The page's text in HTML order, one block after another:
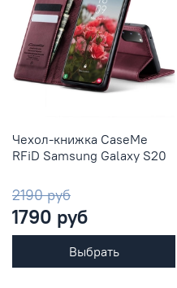
Чехол-книжка CaseMe
RFiD Samsung Galaxy S20
2190 руб
1790 руб
Выбрать